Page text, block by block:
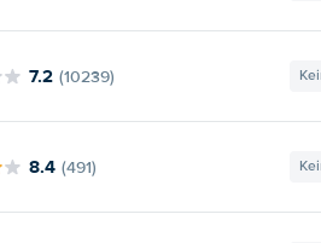
7.2 (10239)
8.4 (491)